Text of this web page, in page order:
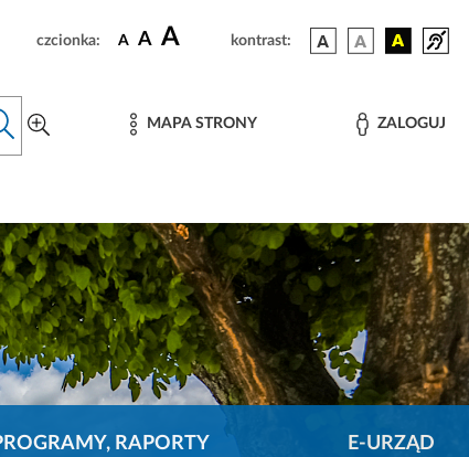
czcionka: A A A kontrast:
MAPA STRONY ZALOGUJ
RAPORTY E-URZĄD